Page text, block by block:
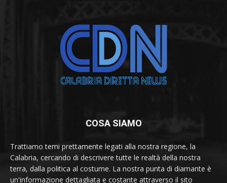
COSA SIAMO
Trattiamo temi prettamente legati alla nostra regione, la
Calabria, cercando di descrivere tutte le realtà della nostra
terra, dalla politica al costume. La nostra punta di diamante è
un'informazione dettagliata e costante attraverso il sito